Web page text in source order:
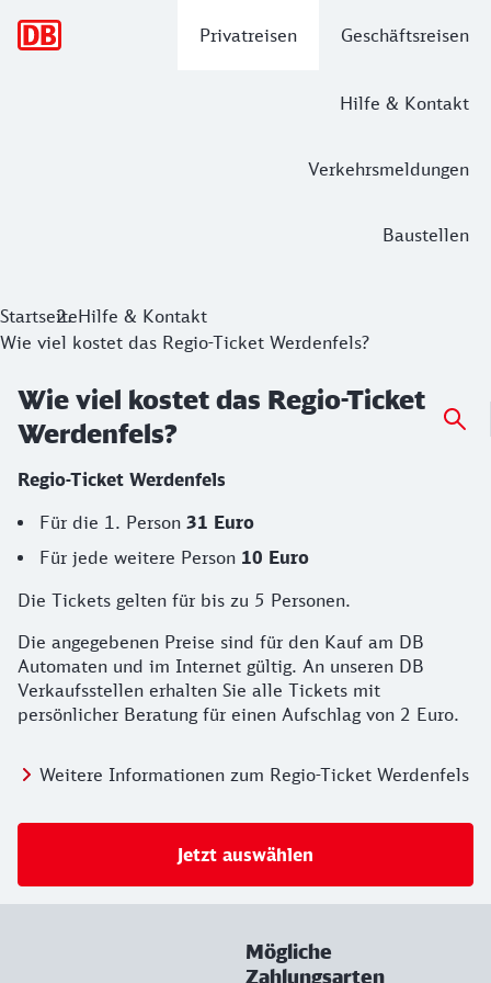
Privatreisen Geschäftsreisen
Hilfe & Kontakt
Verkehrsmeldungen
Baustellen
StartseiteHilfe & Kontakt
Wie viel kostet das Regio-Ticket Werdenfels?
Wie viel kostet das Regio-Ticket
Werdenfels?
Regio-Ticket Werdenfels
Für die 1. Person 31 Euro
Für jede weitere Person 10 Euro
Die Tickets gelten für bis zu 5 Personen.
Die angegebenen Preise sind für den Kauf am DB
Automaten und im Internet gültig. An unseren DB
Verkaufsstellen erhalten Sie alle Tickets mit
persönlicher Beratung für einen Aufschlag von 2 Euro.
Weitere Informationen zum Regio-Ticket Werdenfels
Jetzt auswählen
Mögliche
Zahlungsarten